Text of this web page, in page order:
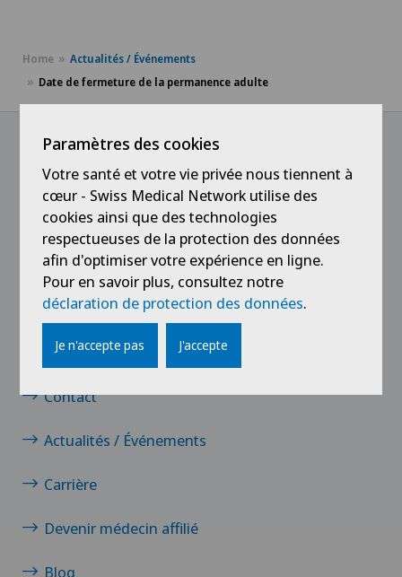
Home
Actualités / Événements
Date de fermeture de la permanence adulte
@Suivez notre actualité
Contact
Actualités / Événements
Carrière
Devenir médecin affilié
Blog
Paramètres des cookies
Votre santé et votre vie privée nous tiennent à
cœur - Swiss Medical Network utilise des
cookies ainsi que des technologies
respectueuses de la protection des données
afin d'optimiser votre expérience en ligne.
Pour en savoir plus, consultez notre
déclaration de protection des données.
Je n'accepte pas J'accepte